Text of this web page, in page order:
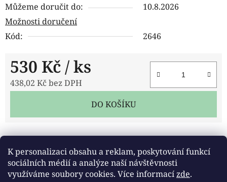
K personalizaci obsahu a reklam, poskytování funkcí
sociálních médií a analýze naší návštěvnosti
využíváme soubory cookies. Více informacízde.
Můžeme doručit do:
10.8.2026
Možnosti doručení
Kód:
2646
530 Kč / ks
438,02 Kč bez DPH
DO KOŠÍKU